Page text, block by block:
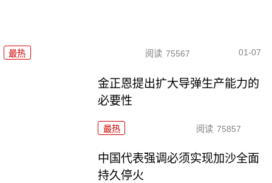
最热 阅读 75567 01-07
金正恩提出扩大导弹生产能力的
必要性
最热 阅读 75857
中国代表强调必须实现加沙全面
持久停火